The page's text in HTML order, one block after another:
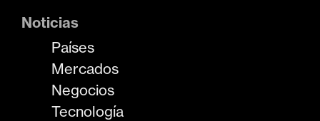
Noticias
Países
Mercados
Negocios
Tecnología